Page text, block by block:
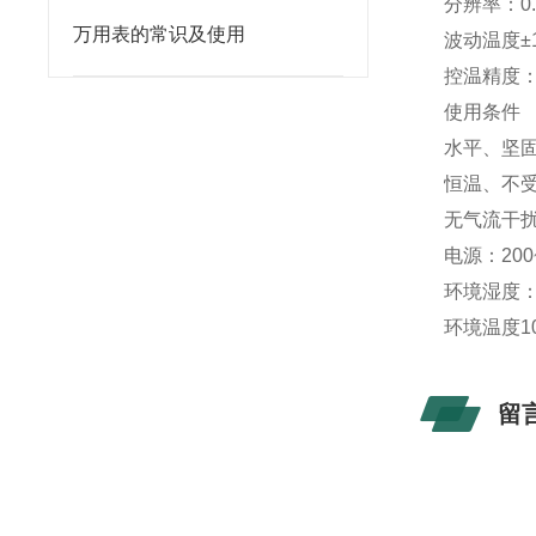
万用表的常识及使用
分辨率：
波动温度
控温精度
使用条件
水平、坚
恒温、不
无气流干
电源：
环境湿度
环境温度
留